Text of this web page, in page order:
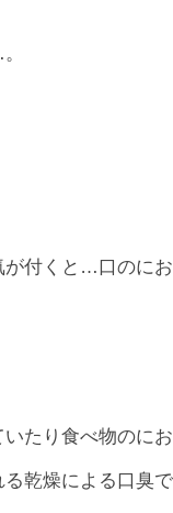
付くと…口のに
たり食べ物のにお
乾燥による口臭で